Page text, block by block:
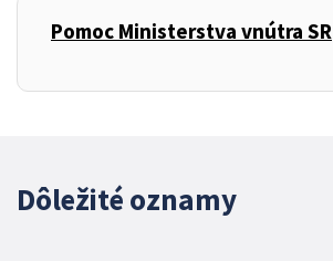
Pomoc Ministerstva vnútra SR
,
Dôležité oznamy